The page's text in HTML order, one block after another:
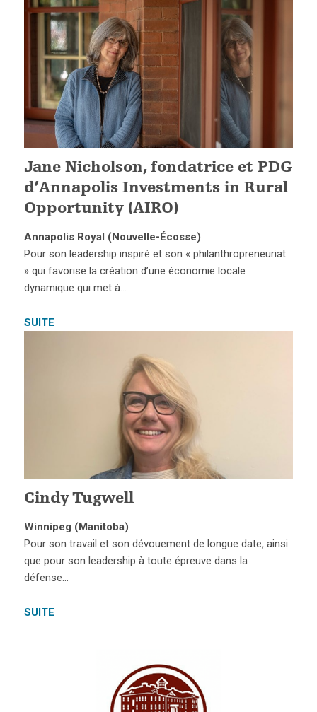
Jane Nicholson, fondatrice et PDG
d’Annapolis Investments in Rural
Opportunity (AIRO)
Annapolis Royal (Nouvelle-Écosse)
Pour son leadership inspiré et son « philanthropreneuriat
» qui favorise la création d’une économie locale
dynamique qui met à…
SUITE
Cindy Tugwell
Winnipeg (Manitoba)
Pour son travail et son dévouement de longue date, ainsi
que pour son leadership à toute épreuve dans la
défense…
SUITE